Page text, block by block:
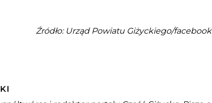
Źródło: Urząd Powiatu Giżyckiego/facebook